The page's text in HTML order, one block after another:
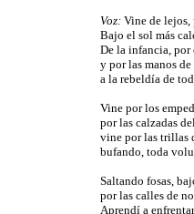
Voz: Vine de lejos,
Bajo el sol más
De la infancia,
y por las manos
a la rebeldía de
Vine por los
por las calzadas
vine por las trillas
bufando, toda
Saltando fosas,
por las calles de
Aprendí a